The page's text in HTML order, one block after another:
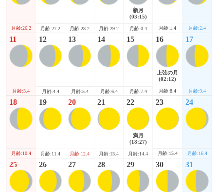
月齢:26.2 月齢:27.2 月齢:28.2 月齢:29.2
新月
(03:15)
月齢:0.4 月齢:1.4 月齢:2.4
11
月齢:3.4
12
月齢:4.4
13
月齢:5.4
14
月齢:6.4
15
月齢:7.4
16
上弦の月
(02:12)
月齢:8.4
17
月齢:9.4
18
月齢:10.4
19
月齢:11.4
20
月齢:12.4
21
月齢:13.4
22
満月
(18:27)
月齢:14.4
23
月齢:15.4
24
月齢:16.4
25 26 27 28 29 30 31